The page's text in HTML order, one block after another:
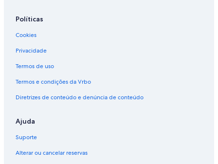
Políticas
Cookies
Privacidade
Termos de uso
Termos e condições da Vrbo
Diretrizes de conteúdo e denúncia de conteúdo
Ajuda
Suporte
Alterar ou cancelar reservas